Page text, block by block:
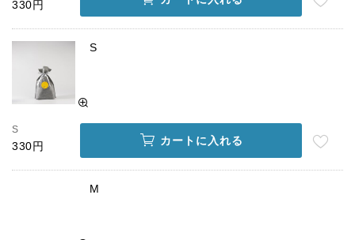
330円
S
S
330円 カートに入れる
M